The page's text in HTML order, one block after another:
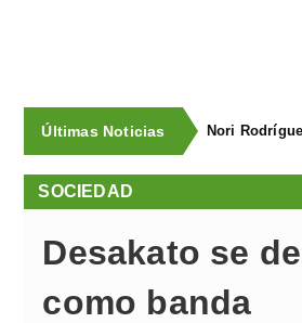
Últimas Noticias
SOCIEDAD
Desakato se
como banda